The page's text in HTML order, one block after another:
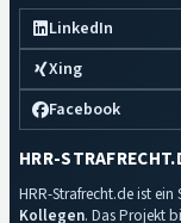
LinkedIn
Xing
Facebook
HRR-
HRR-Strafrecht.de ist
Kollegen. Das Projekt